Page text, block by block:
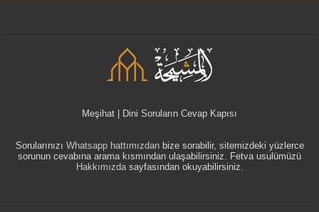
Meşihat | Dini Soruların Cevap Kapısı
Sorularınızı Whatsapp hattımızdanbize sorabilir, sitemizdeki yüzlerce
sorunun cevabına arama kısmından ulaşabilirsiniz. Fetva usulümüzü
Hakkımızdasayfasından okuyabilirsiniz.